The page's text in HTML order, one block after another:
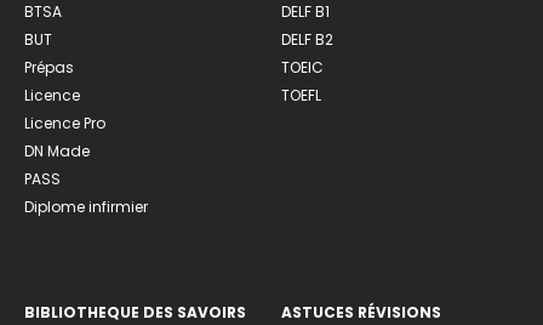
BTSA
BUT
Prépas
Licence
Licence Pro
DN Made
PASS
Diplome infirmier
DELF B1
DELF B2
TOEIC
TOEFL
BIBLIOTHEQUE DES SAVOIRS
ASTUCES RÉVISIONS